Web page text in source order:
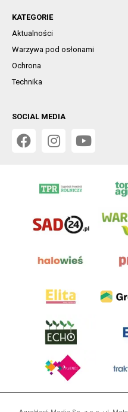
KATEGORIE
Aktualności
Warzywa pod osłonami
Ochrona
Technika
SOCIAL MEDIA